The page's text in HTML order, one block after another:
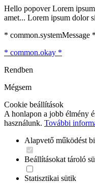
Hello popover Lorem
amet... Lorem ipsum dolor
* common.systemMessage *
* common.okay *
Rendben
Mégsem
Cookie beállítások
A honlapon a jobb élmény
használunk. További
Alapvető működést
Beállításokat tároló
Statisztikai sütik